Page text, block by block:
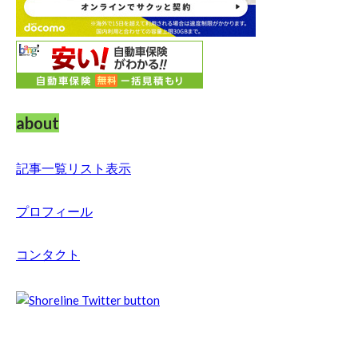
about
記事一覧リスト表示
プロフィール
コンタクト